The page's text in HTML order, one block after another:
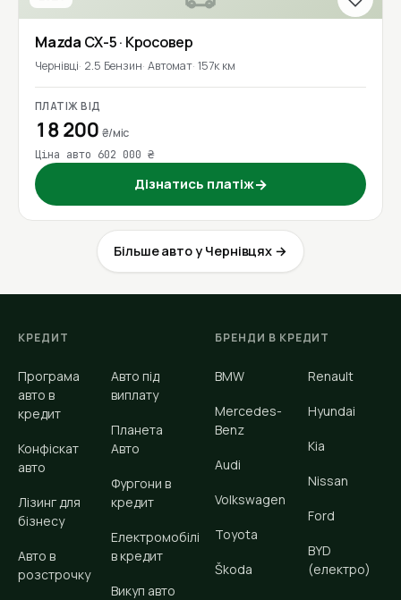
Mazda CX-5· Кросовер
Чернівці 2.5 Бензин Автомат 157к км
ПЛАТІЖ ВІД
18 200 ₴/міс
Ціна авто 602 000 ₴
Дізнатись платіж→
Більше авто у Чернівцях →
КРЕДИТ
Програма
авто в
кредит
Конфіскат
авто
Лізинг для
бізнесу
Авто в
розстрочку
Авто під
виплату
Планета
Авто
Фургони в
кредит
Електромобілі
в кредит
Викуп авто
БРЕНДИ В КРЕДИТ
BMW
Mercedes-
Benz
Audi
Volkswagen
Toyota
Škoda
Renault
Hyundai
Kia
Nissan
Ford
BYD
(електро)